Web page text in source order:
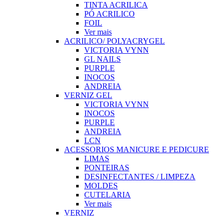
TINTA ACRILICA
PÓ ACRILICO
FOIL
Ver mais
ACRILICO/ POLYACRYGEL
VICTORIA VYNN
GL NAILS
PURPLE
INOCOS
ANDREIA
VERNIZ GEL
VICTORIA VYNN
INOCOS
PURPLE
ANDREIA
LCN
ACESSORIOS MANICURE E PEDICURE
LIMAS
PONTEIRAS
DESINFECTANTES / LIMPEZA
MOLDES
CUTELARIA
Ver mais
VERNIZ